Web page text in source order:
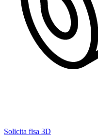
Solicita fisa 3D